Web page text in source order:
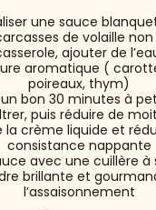
une sauce
de volaille
ajouter de
aromatique (
poireaux, thym)
un bon 30 minutes à
puis réduire de
la crème liquide et
consistance nappante
avec une cuillère à
brillante et
l’assaisonnement